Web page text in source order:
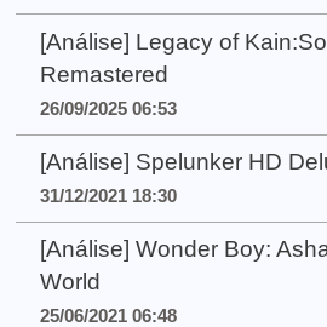
[Análise] Legacy of
Remastered
26/09/2025 06:53
[Análise] Spelunker HD
31/12/2021 18:30
[Análise] Wonder Boy:
World
25/06/2021 06:48